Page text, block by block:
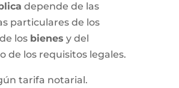
depende de las
particulares de los
los bienes y del
de los requisitos legales.
tarifa notarial.